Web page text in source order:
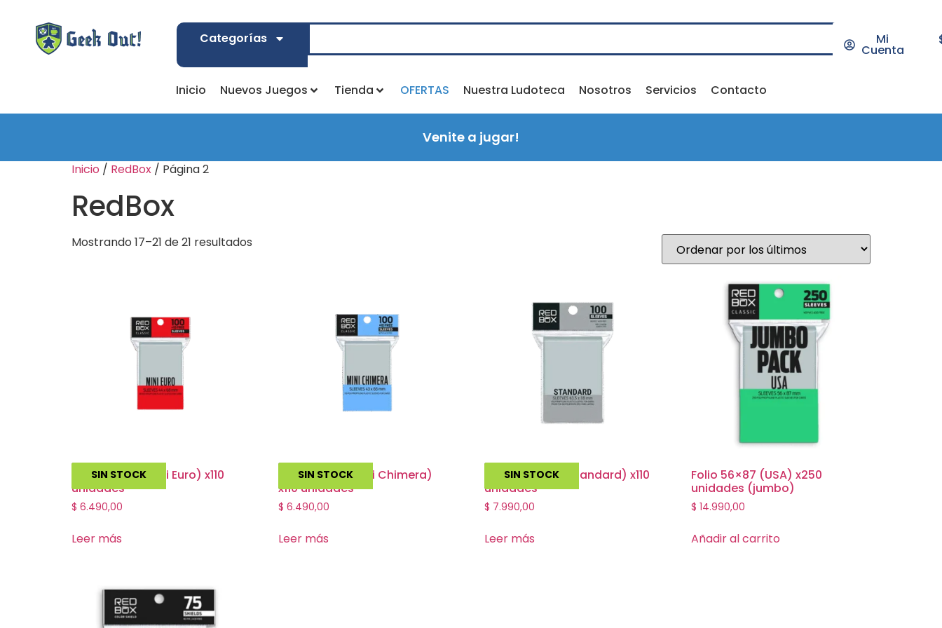
Categorías Mi
Cuenta
Inicio Nuevos Juegos Tienda OFERTAS Nuestra Ludoteca Nosotros Servicios Contacto
Venite a jugar!
Inicio / RedBox / Página 2
RedBox
Mostrando 17–21 de 21 resultados
SIN STOCK
Folio 44×68 (Mini Euro) x110
unidades
$ 6.490,00
Leer más
SIN STOCK
Folio 43×65 (Mini Chimera)
x110 unidades
$ 6.490,00
Leer más
SIN STOCK
Folio 63.5×88 (Standard) x110
unidades
$ 7.990,00
Leer más
Folio 56×87 (USA) x250
unidades (jumbo)
$ 14.990,00
Añadir al carrito